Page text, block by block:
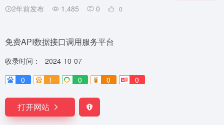
2年前发布 1,485 0 0
免费API数据接口调用服务平台
收录时间：
2024-10-07
0
1- 0 0 0
打开网站